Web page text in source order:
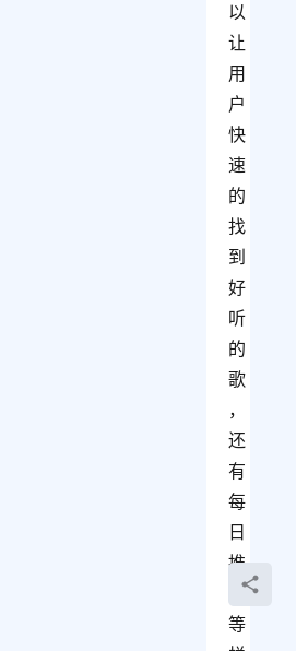
以
让
用
户
快
速
的
找
到
好
听
的
歌
，
还
有
每
日
推
荐
等